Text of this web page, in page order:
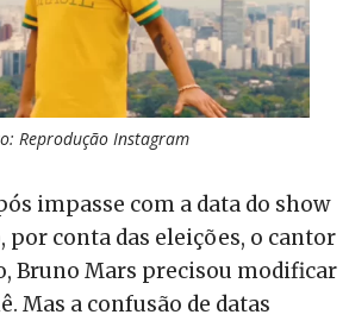
Reprodução Instagram
impasse com a data do show
por conta das eleições, o cantor
Bruno Mars precisou modificar
Mas a confusão de datas